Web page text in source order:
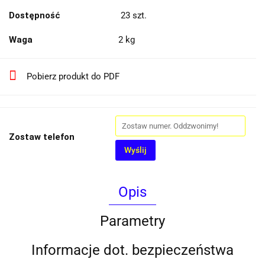
Dostępność 23 szt.
Waga 2 kg
Pobierz produkt do PDF
Zostaw telefon
Wyślij
Opis
Parametry
Informacje dot. bezpieczeństwa